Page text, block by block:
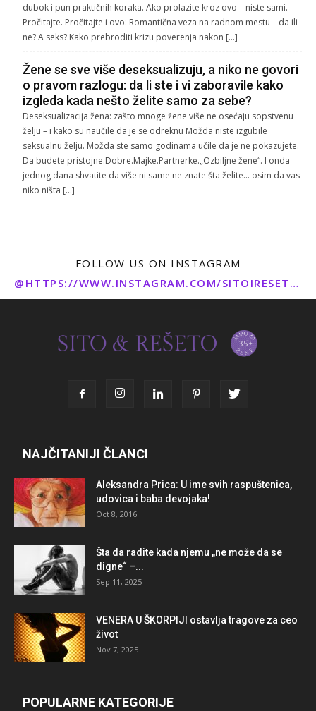
dubok i pun praktičnih koraka. Ako prolazite kroz ovo – niste sami.
Pročitajte. Pročitajte i ovo: Romantična veza na radnom mestu – da ili
ne? A seks? Kako prebroditi krizu poverenja nakon […]
Žene se sve više deseksualizuju, a niko ne govori
o pravom razlogu: da li ste i vi zaboravile kako
izgleda kada nešto želite samo za sebe?
Deseksualizacija žena: zašto mnoge žene više ne osećaju sopstvenu
želju – i kako su naučile da je se odreknu Možda niste izgubile
seksualnu želju. Možda ste samo godinama učile da je ne pokazujete.
Da budete pristojne.Dobre.Majke.Partnerke.„Ozbiljne žene“. I onda
jednog dana shvatite da više ni same ne znate šta želite… osim da vas
niko ništa […]
FOLLOW US ON INSTAGRAM
@HTTPS://WWW.INSTAGRAM.COM/SITOIRESETO/
NAJČITANIJI ČLANCI
Aleksandra Prica: U ime svih raspuštenica,
udovica i baba devojaka!
Oct 8, 2016
Šta da radite kada njemu „ne može da se
digne“ –...
Sep 11, 2025
VENERA U ŠKORPIJI ostavlja tragove za ceo
život
Nov 7, 2025
POPULARNE KATEGORIJE